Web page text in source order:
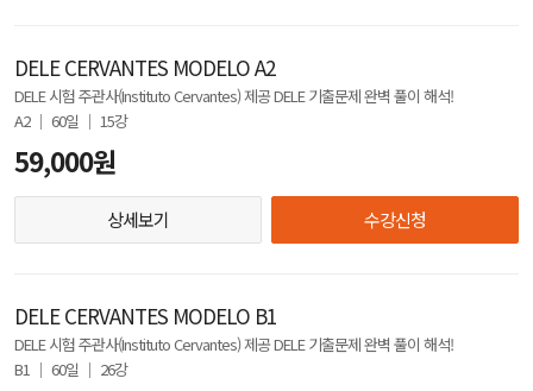
DELE CERVANTES MODELO A2
DELE 시험 주관사(Instituto Cervantes) 제공 DELE 기출문제 완벽 풀이 해석!
A2 │ 60일 │ 15강
59,000원
상세보기 수강신청
DELE CERVANTES MODELO B1
DELE 시험 주관사(Instituto Cervantes) 제공 DELE 기출문제 완벽 풀이 해석!
B1 │ 60일 │ 26강